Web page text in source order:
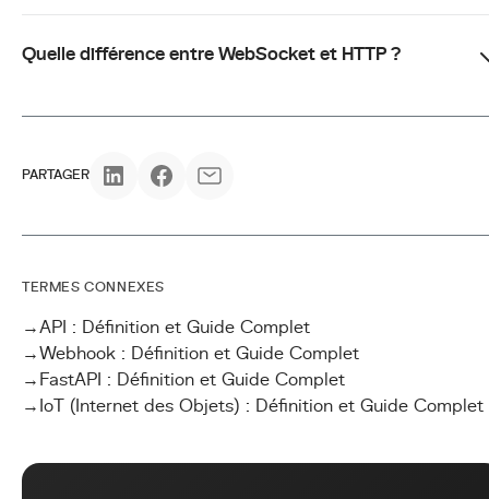
Quelle différence entre WebSocket et HTTP ?
PARTAGER
TERMES CONNEXES
→API : Définition et Guide Complet
→Webhook : Définition et Guide Complet
→ FastAPI : Définition et Guide Complet
→ IoT (Internet des Objets) : Définition et Guide Complet